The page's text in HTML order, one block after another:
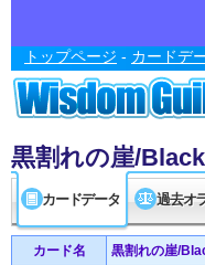
トップページ - カードデ
黒割れの崖/
カードデータ 過去オ
カード名 黒割れの崖/